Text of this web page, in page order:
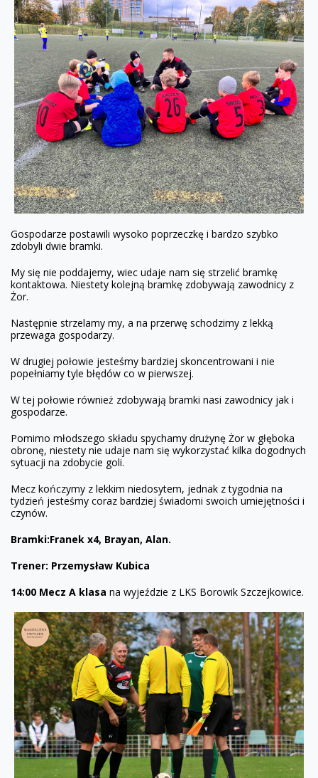
Gospodarze postawili wysoko poprzeczkę i bardzo szybko
zdobyli dwie bramki.
My się nie poddajemy, wiec udaje nam się strzelić bramkę
kontaktowa. Niestety kolejną bramkę zdobywają zawodnicy z
Żor.
Następnie strzelamy my, a na przerwę schodzimy z lekką
przewaga gospodarzy.
W drugiej połowie jesteśmy bardziej skoncentrowani i nie
popełniamy tyle błędów co w pierwszej.
W tej połowie również zdobywają bramki nasi zawodnicy jak i
gospodarze.
Pomimo młodszego składu spychamy drużynę Żor w głęboka
obronę, niestety nie udaje nam się wykorzystać kilka dogodnych
sytuacji na zdobycie goli.
Mecz kończymy z lekkim niedosytem, jednak z tygodnia na
tydzień jesteśmy coraz bardziej świadomi swoich umiejętności i
czynów.
Bramki:Franek x4, Brayan, Alan.
Trener: Przemysław Kubica
14:00 Mecz A klasa na wyjeździe z LKS Borowik Szczejkowice.